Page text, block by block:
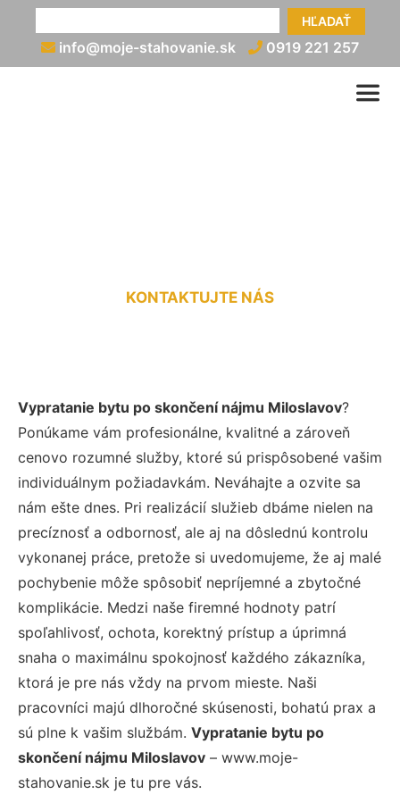
HĽADAŤ
info@moje-stahovanie.sk 0919 221 257
KONTAKTUJTE NÁS
Vypratanie bytu po skončení nájmu Miloslavov?
Ponúkame vám profesionálne, kvalitné a zároveň
cenovo rozumné služby, ktoré sú prispôsobené vašim
individuálnym požiadavkám. Neváhajte a ozvite sa
nám ešte dnes. Pri realizácií služieb dbáme nielen na
precíznosť a odbornosť, ale aj na dôslednú kontrolu
vykonanej práce, pretože si uvedomujeme, že aj malé
pochybenie môže spôsobiť nepríjemné a zbytočné
komplikácie. Medzi naše firemné hodnoty patrí
spoľahlivosť, ochota, korektný prístup a úprimná
snaha o maximálnu spokojnosť každého zákazníka,
ktorá je pre nás vždy na prvom mieste. Naši
pracovníci majú dlhoročné skúsenosti, bohatú prax a
sú plne k vašim službám. Vypratanie bytu po
skončení nájmu Miloslavov – www.moje-
stahovanie.sk je tu pre vás.